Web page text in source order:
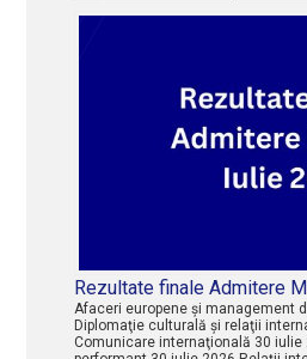
Rezultate finale Admitere
Afaceri europene şi management
Diplomaţie culturală şi relaţii
Comunicare internaţională 30